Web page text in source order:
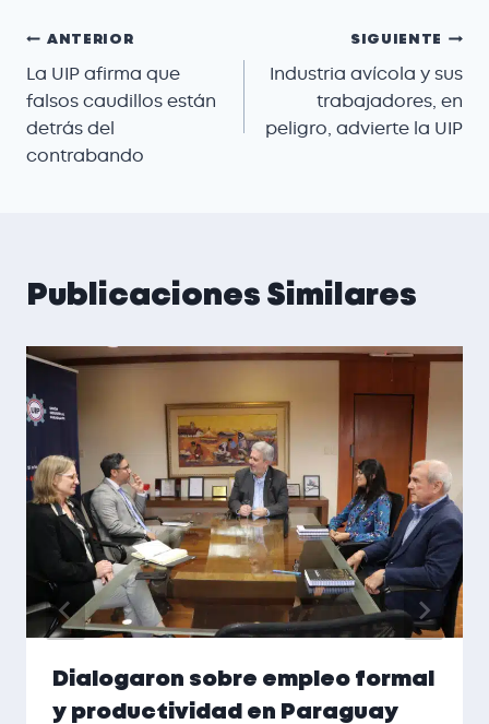
ANTERIOR
La UIP afirma que
falsos caudillos están
detrás del
contrabando
SIGUIENTE
Industria avícola y sus
trabajadores, en
peligro, advierte la UIP
Publicaciones Similares
Dialogaron sobre empleo formal
y productividad en Paraguay